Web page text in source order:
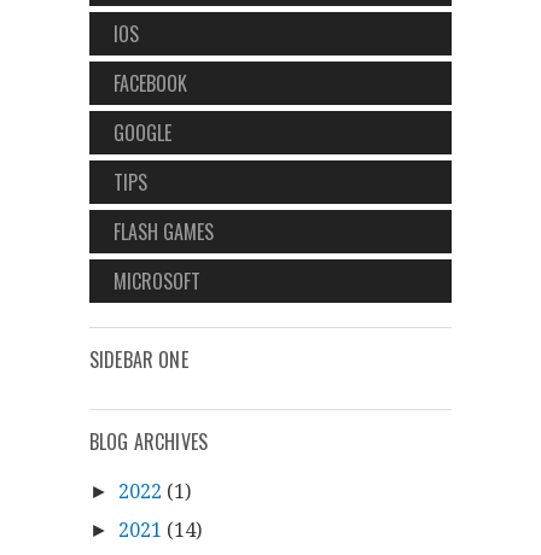
IOS
FACEBOOK
GOOGLE
TIPS
FLASH GAMES
MICROSOFT
SIDEBAR ONE
BLOG ARCHIVES
► 2022 (1)
► 2021 (14)